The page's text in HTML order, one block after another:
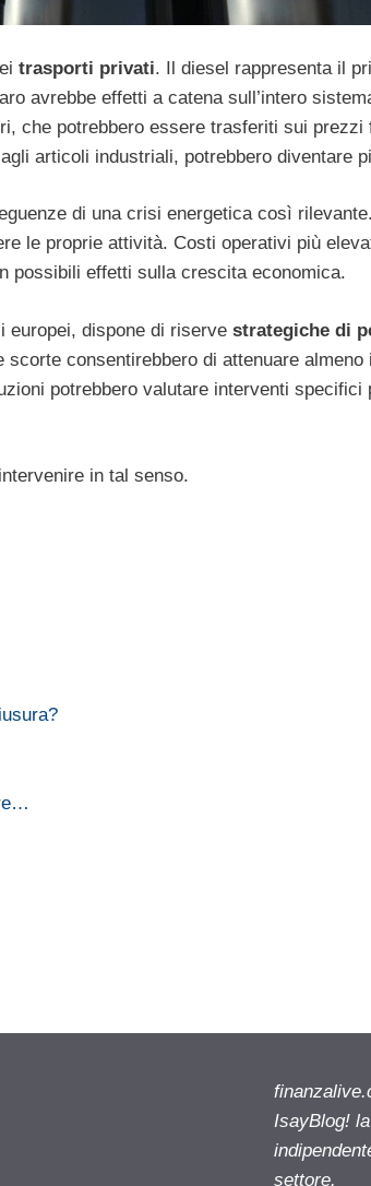
trasporti privati. Il diesel rappresenta il
avrebbe effetti a catena sull’intero
che potrebbero essere trasferiti sui prezzi
articoli industriali, potrebbero diventare
di una crisi energetica così
le proprie attività. Costi operativi più
possibili effetti sulla crescita economica.
europei, dispone di riserve strategiche di
consentirebbero di attenuare
potrebbero valutare interventi specifici
in tal senso.
IsayBlog!
settore.